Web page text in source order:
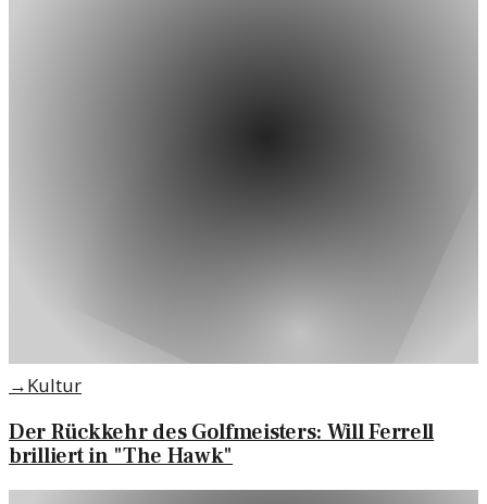
→Kultur
Der Rückkehr des Golfmeisters: Will Ferrell
brilliert in "The Hawk"